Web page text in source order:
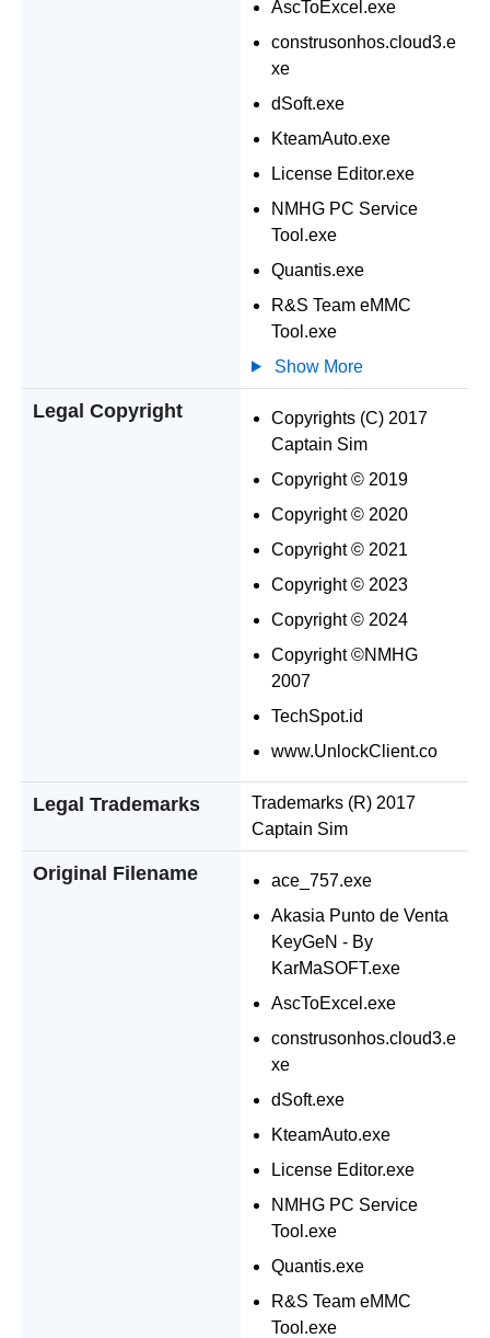
AscToExcel.exe
construsonhos.cloud3.e
xe
dSoft.exe
KteamAuto.exe
License Editor.exe
NMHG PC Service
Tool.exe
Quantis.exe
R&S Team eMMC
Tool.exe
Show More
Legal Copyright
Copyrights (C) 2017
Captain Sim
Copyright © 2019
Copyright © 2020
Copyright © 2021
Copyright © 2023
Copyright © 2024
Copyright ©NMHG
2007
TechSpot.id
www.UnlockClient.co
Legal Trademarks
Trademarks (R) 2017
Captain Sim
Original Filename
ace_757.exe
Akasia Punto de Venta
KeyGeN - By
KarMaSOFT.exe
AscToExcel.exe
construsonhos.cloud3.e
xe
dSoft.exe
KteamAuto.exe
License Editor.exe
NMHG PC Service
Tool.exe
Quantis.exe
R&S Team eMMC
Tool.exe